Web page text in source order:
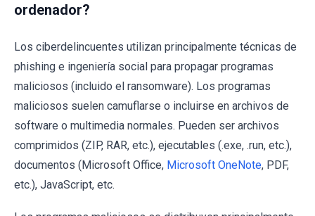
ordenador?
Los ciberdelincuentes utilizan principalmente técnicas de
phishing e ingeniería social para propagar programas
maliciosos (incluido el ransomware). Los programas
maliciosos suelen camuflarse o incluirse en archivos de
software o multimedia normales. Pueden ser archivos
comprimidos (ZIP, RAR, etc.), ejecutables (.exe, .run, etc.),
documentos (Microsoft Office, Microsoft OneNote, PDF,
etc.), JavaScript, etc.